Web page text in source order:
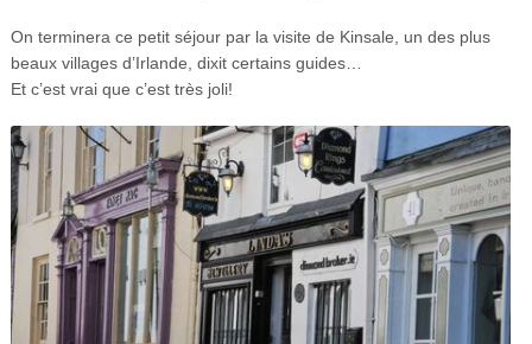
On terminera ce petit séjour par la visite de Kinsale, un des plus
beaux villages d’Irlande, dixit certains guides…
Et c’est vrai que c’est très joli!